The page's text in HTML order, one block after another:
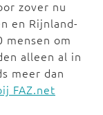
zover nu
en Rijnland-
mensen om
alleen al in
meer dan
FAZ.net